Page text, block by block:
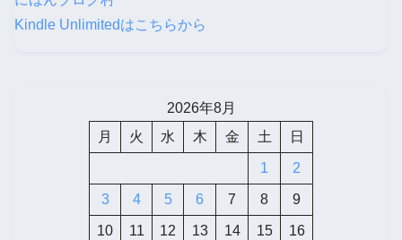
Kindle Unlimitedはこちらから
2026年8月
月
火 水 木 金 土 日
1 2
3 4 5 6 7 8 9
10 11 12 13 14 15 16